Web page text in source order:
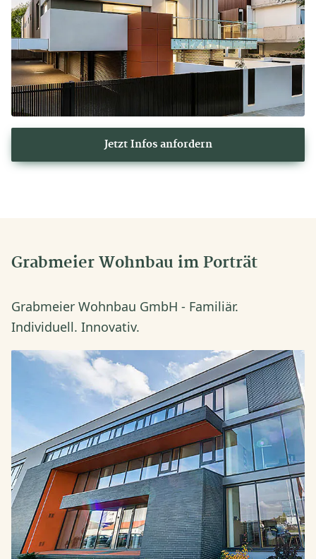
Jetzt Infos anfordern
Grabmeier Wohnbau im Porträt
Grabmeier Wohnbau GmbH - Familiär.
Individuell. Innovativ.